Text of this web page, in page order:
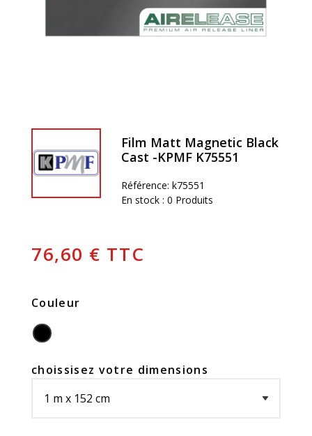
Film Matt Magnetic Black
Cast -KPMF K75551
Référence:k75551
En stock :0 Produits
76,60 € TTC
Couleur
choissisez votre dimensions